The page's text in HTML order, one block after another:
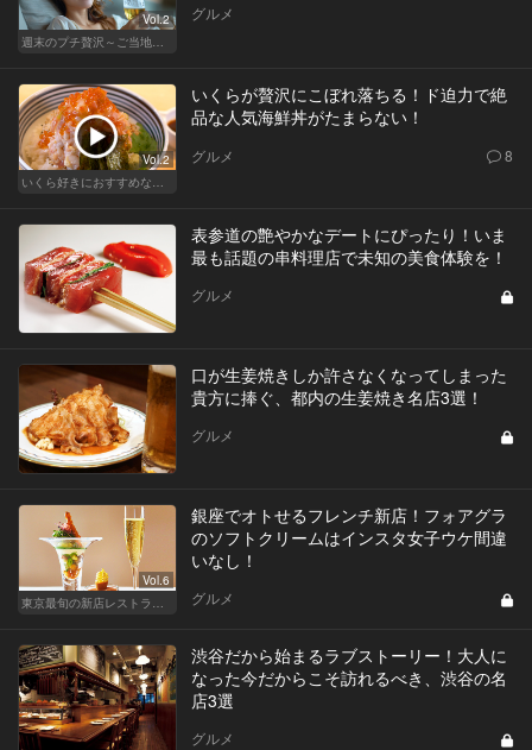
Vol.2
週末のプチ贅沢～ご当地グルメ～
グルメ
Vol.2
いくら好きにおすすめな東京の人気店！
いくらが贅沢にこぼれ落ちる！ド迫力で絶
品な人気海鮮丼がたまらない！
グルメ 8
表参道の艶やかなデートにぴったり！いま
最も話題の串料理店で未知の美食体験を！
グルメ
口が生姜焼きしか許さなくなってしまった
貴方に捧ぐ、都内の生姜焼き名店3選！
グルメ
Vol.6
東京最旬の新店レストラン！
銀座でオトせるフレンチ新店！フォアグラ
のソフトクリームはインスタ女子ウケ間違
いなし！
グルメ
渋谷だから始まるラブストーリー！大人に
なった今だからこそ訪れるべき、渋谷の名
店3選
グルメ